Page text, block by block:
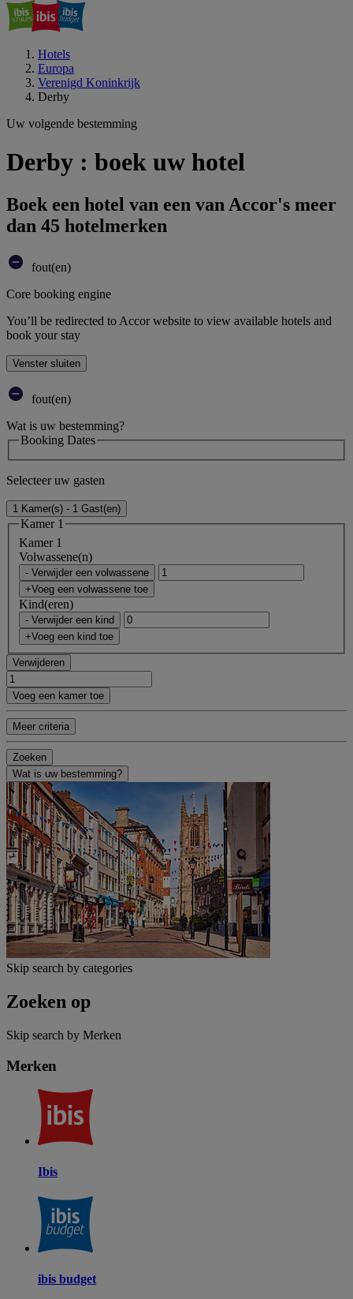
Hotels
Europa
Verenigd Koninkrijk
Derby
Uw volgende bestemming
Derby : boek uw hotel
Boek een hotel van een van Accor's meer
dan 45 hotelmerken
fout(en)
Core booking engine
You’ll be redirected to Accor website to view available hotels and
book your stay
Venster sluiten
fout(en)
Wat is uw bestemming?
Booking Dates
Selecteer uw gasten
1 Kamer(s) - 1 Gast(en)
Kamer 1
Kamer 1
Volwassene(n)
- Verwijder een volwassene
+Voeg een volwassene toe
Kind(eren)
- Verwijder een kind
+Voeg een kind toe
Verwijderen
Voeg een kamer toe
Meer criteria
Zoeken
Wat is uw bestemming?
Skip search by categories
Zoeken op
Skip search by Merken
Merken
Ibis
ibis budget